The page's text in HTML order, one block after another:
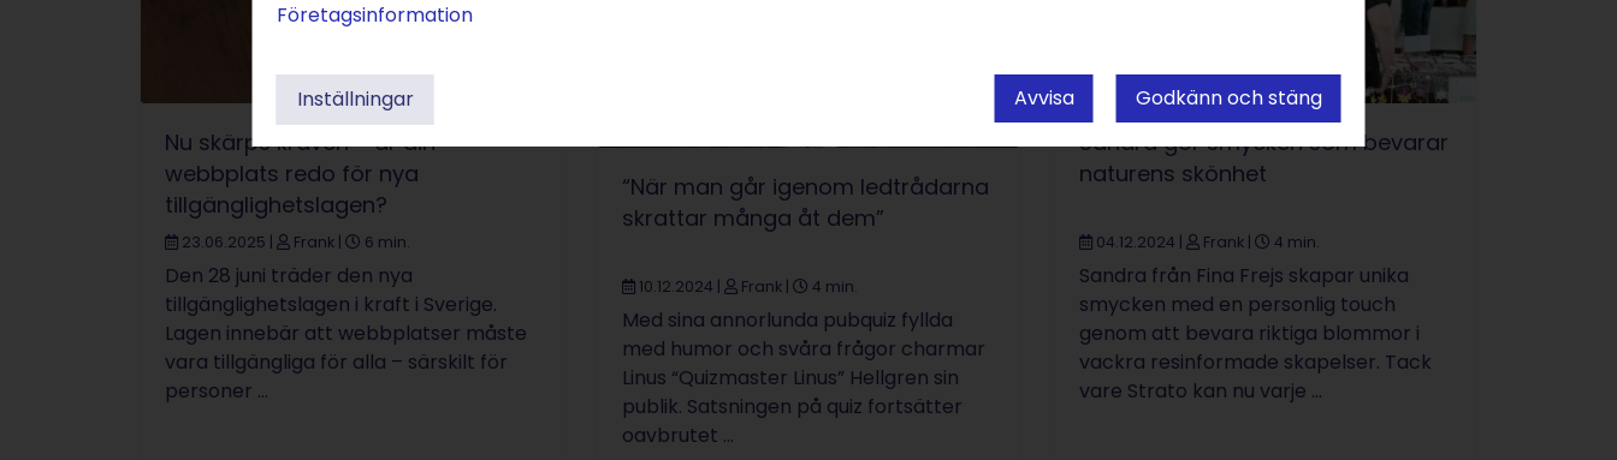
Nu skärps kraven – är din
webbplats redo för nya
tillgänglighetslagen?
23.06.2025 Frank 6 min.
Den 28 juni träder den nya
tillgänglighetslagen i kraft i Sverige.
Lagen innebär att webbplatser måste
vara tillgängliga för alla – särskilt för
personer ...
“När man går igenom ledtrådarna
skrattar många åt dem”
10.12.2024 Frank 4 min.
Med sina annorlunda pubquiz fyllda
med humor och svåra frågor charmar
Linus “Quizmaster Linus” Hellgren sin
publik. Satsningen på quiz fortsätter
oavbrutet ...
Sandra gör smycken som bevarar
naturens skönhet
04.12.2024 Frank 4 min.
Sandra från Fina Frejs skapar unika
smycken med en personlig touch
genom att bevara riktiga blommor i
vackra resinformade skapelser. Tack
vare Strato kan nu varje ...
Företagsinformation
Inställningar Avvisa Godkänn och stäng